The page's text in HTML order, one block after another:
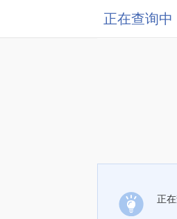
正在查询中
正